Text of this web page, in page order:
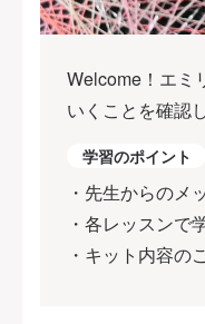
Welcome！エミ
いくことを確認
学習のポイント
・先生からのメ
・各レッスンで
・キット内容の